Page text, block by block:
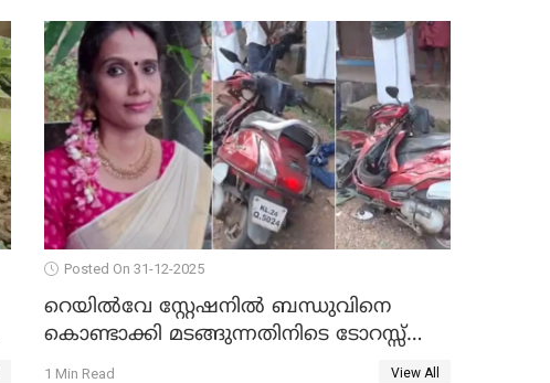
Posted On 31-12-2025
റെയിൽവേ സ്റ്റേഷനിൽ ബന്ധുവിനെ
കൊണ്ടാക്കി മടങ്ങുന്നതിനിടെ ടോറസ്സ്
ലോറി സ്കൂട്ടറിൽ ഇടിച്ചു : യുവതിക്ക്
1 Min Read View All